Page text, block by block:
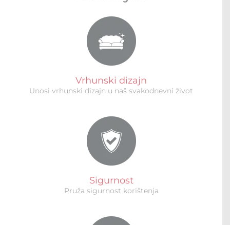
Vrhunski dizajn
Unosi vrhunski dizajn u naš svakodnevni život
Sigurnost
Pruža sigurnost korištenja